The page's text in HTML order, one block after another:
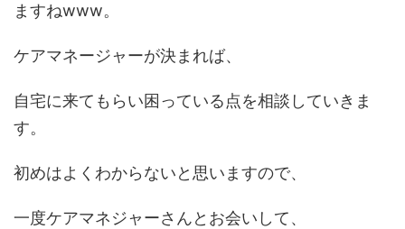
ますねwww。
ケアマネージャーが決まれば、
自宅に来てもらい困っている点を相談していきま
す。
初めはよくわからないと思いますので、
一度ケアマネジャーさんとお会いして、